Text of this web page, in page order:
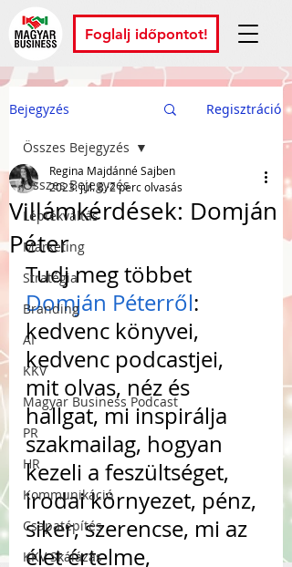
Foglalj időpontot!
Bejegyzés Regisztráció
Összes Bejegyzés
Léptékváltás
Marketing
Stratégia
Branding
AI
KKV
Magyar Business Podcast
PR
HR
Kommunikáció
Csapatépítés
KKV Skálázás
Összes Bejegyzés
Villámkérdések: Domján
Péter
Regina Majdánné Sajben
2023. júl. 8.2 perc olvasás
Tudj meg többet
Domján Péterről:
kedvenc könyvei,
kedvenc podcastjei,
mit olvas, néz és
hallgat, mi inspirálja
szakmailag, hogyan
kezeli a feszültséget,
irodai környezet, pénz,
siker, szerencse, mi az
élet értelme,